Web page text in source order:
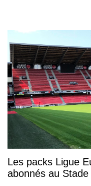
Les packs Ligue
abonnés au